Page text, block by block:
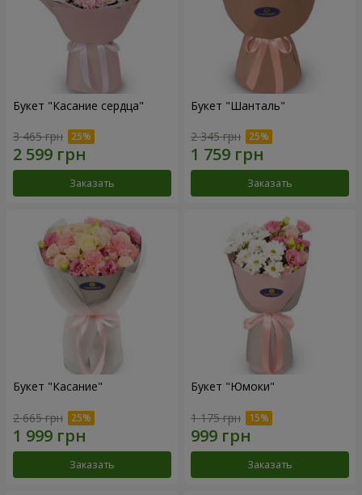
Букет "Касание сердца"
3 465 грн
Заказать
Букет "Шанталь"
2 345 грн
Заказать
Букет "Касание"
2 665 грн
Заказать
Букет "Юмоки"
1 175 грн
Заказать